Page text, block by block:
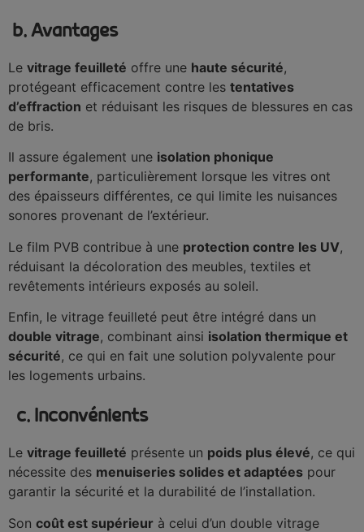
b. Avantages
Le vitrage feuilleté offre une haute sécurité,
protégeant efficacement contre les tentatives
d’effraction et réduisant les risques de blessures en cas
de bris.
Il assure également une isolation phonique
performante, particulièrement lorsque les vitres ont
des épaisseurs différentes, ce qui limite les nuisances
sonores provenant de l’extérieur.
Le film PVB contribue à une protection contre les UV,
réduisant la décoloration des meubles, textiles et
revêtements intérieurs exposés au soleil.
Enfin, le vitrage feuilleté peut être intégré dans un
double vitrage, combinant ainsi isolation thermique et
sécurité, ce qui en fait une solution polyvalente pour
les logements urbains.
c. Inconvénients
Le vitrage feuilleté présente un poids plus élevé, ce qui
nécessite des menuiseries solides et adaptées pour
garantir la sécurité et la durabilité de l’installation.
Son coût est supérieur à celui d’un double vitrage